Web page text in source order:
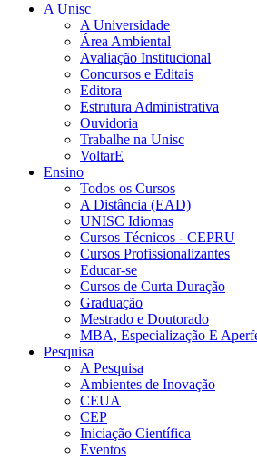
A Unisc
A Universidade
Área Ambiental
Avaliação Institucional
Concursos e Editais
Editora
Estrutura Administrativa
Ouvidoria
Trabalhe na Unisc
VoltarE
Ensino
Todos os Cursos
A Distância (EAD)
UNISC Idiomas
Cursos Técnicos - CEPRU
Cursos Profissionalizantes
Educar-se
Cursos de Curta Duração
Graduação
Mestrado e Doutorado
MBA, Especialização E
Pesquisa
A Pesquisa
Ambientes de Inovação
CEUA
CEP
Iniciação Científica
Eventos